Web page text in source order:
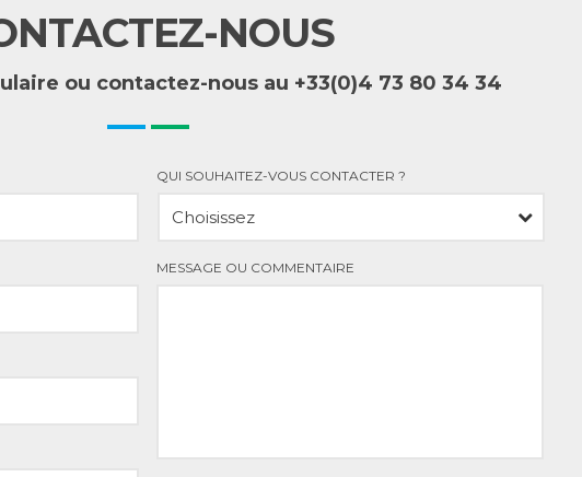
NOUS
ou contactez-nous au +33(0)4 73 80 34 34
QUI SOUHAITEZ-VOUS CONTACTER ?
MESSAGE OU COMMENTAIRE